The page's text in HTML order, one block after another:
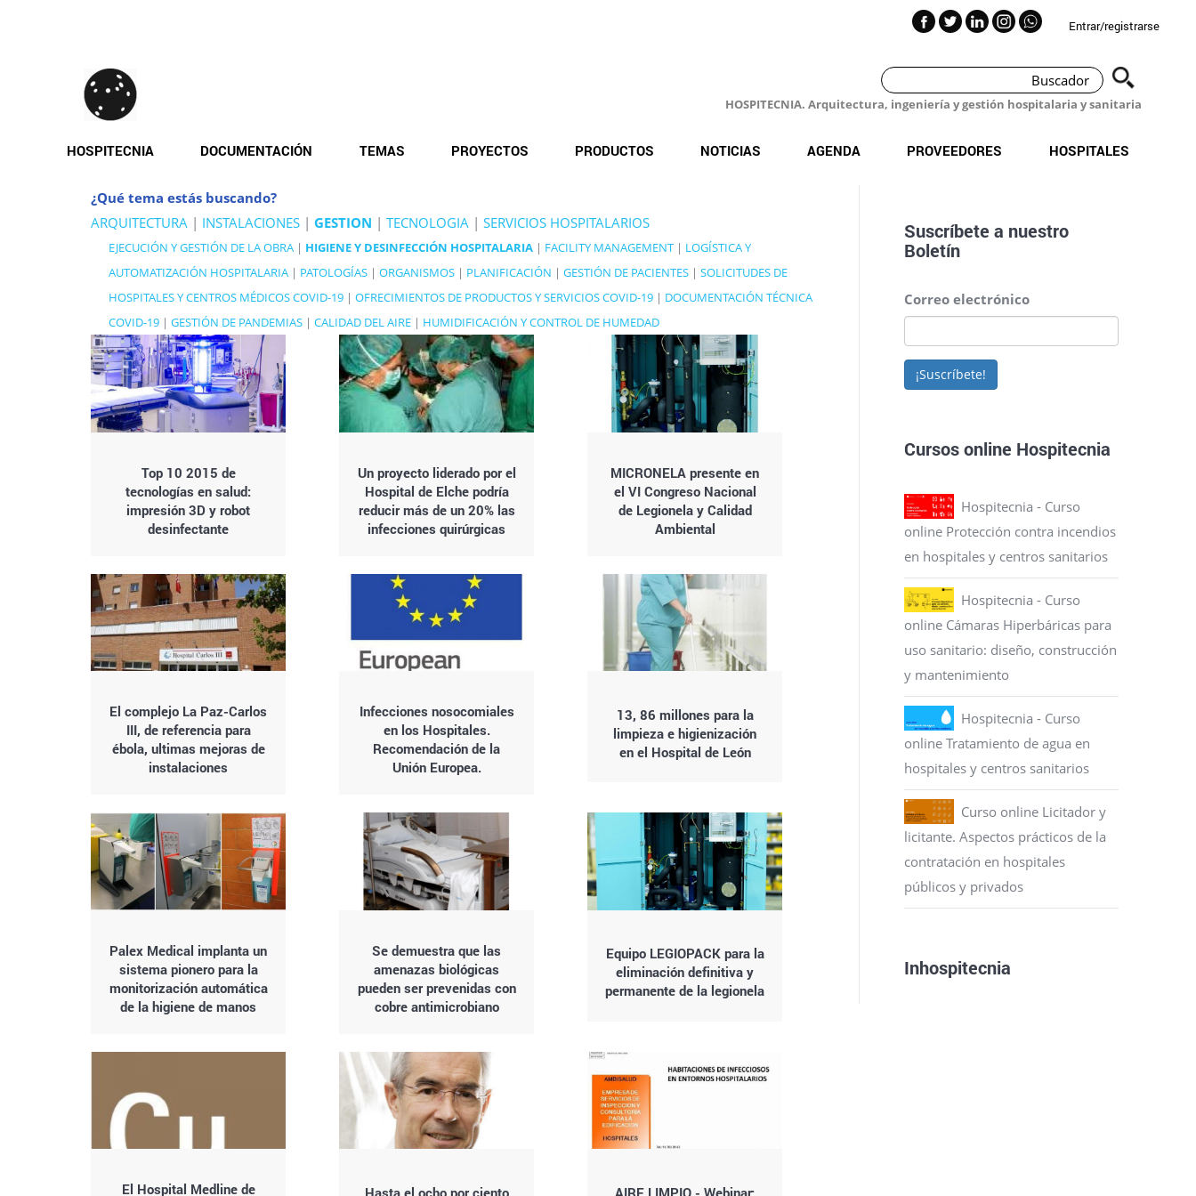
Entrar/registrarse
HOSPITECNIA. Arquitectura, ingeniería y gestión hospitalaria y sanitaria
HOSPITECNIA DOCUMENTACIÓN TEMAS PROYECTOS PRODUCTOS NOTICIAS AGENDA PROVEEDORES HOSPITALES
¿Qué tema estás buscando?
ARQUITECTURA | INSTALACIONES | GESTION | TECNOLOGIA | SERVICIOS HOSPITALARIOS
EJECUCIÓN Y GESTIÓN DE LA OBRA | HIGIENE Y DESINFECCIÓN HOSPITALARIA | FACILITY MANAGEMENT | LOGÍSTICA Y
AUTOMATIZACIÓN HOSPITALARIA | PATOLOGÍAS | ORGANISMOS | PLANIFICACIÓN | GESTIÓN DE PACIENTES | SOLICITUDES DE
HOSPITALES Y CENTROS MÉDICOS COVID-19 | OFRECIMIENTOS DE PRODUCTOS Y SERVICIOS COVID-19 | DOCUMENTACIÓN TÉCNICA
COVID-19 | GESTIÓN DE PANDEMIAS | CALIDAD DEL AIRE | HUMIDIFICACIÓN Y CONTROL DE HUMEDAD
Top 10 2015 de
tecnologías en salud:
impresión 3D y robot
desinfectante
Un proyecto liderado por el
Hospital de Elche podría
reducir más de un 20% las
infecciones quirúrgicas
MICRONELA presente en
el VI Congreso Nacional
de Legionela y Calidad
Ambiental
El complejo La Paz-Carlos
III, de referencia para
ébola, ultimas mejoras de
instalaciones
Infecciones nosocomiales
en los Hospitales.
Recomendación de la
Unión Europea.
13, 86 millones para la
limpieza e higienización
en el Hospital de León
Palex Medical implanta un
sistema pionero para la
monitorización automática
de la higiene de manos
Se demuestra que las
amenazas biológicas
pueden ser prevenidas con
cobre antimicrobiano
Equipo LEGIOPACK para la
eliminación definitiva y
permanente de la legionela
El Hospital Medline de
Hasta el ocho por ciento
AIRE LIMPIO - Webinar:
Suscríbete a nuestro
Boletín
Correo electrónico
¡Suscríbete!
Cursos online Hospitecnia
Hospitecnia - Curso
online Protección contra incendios
en hospitales y centros sanitarios
Hospitecnia - Curso
online Cámaras Hiperbáricas para
uso sanitario: diseño, construcción
y mantenimiento
Hospitecnia - Curso
online Tratamiento de agua en
hospitales y centros sanitarios
Curso online Licitador y
licitante. Aspectos prácticos de la
contratación en hospitales
públicos y privados
Inhospitecnia